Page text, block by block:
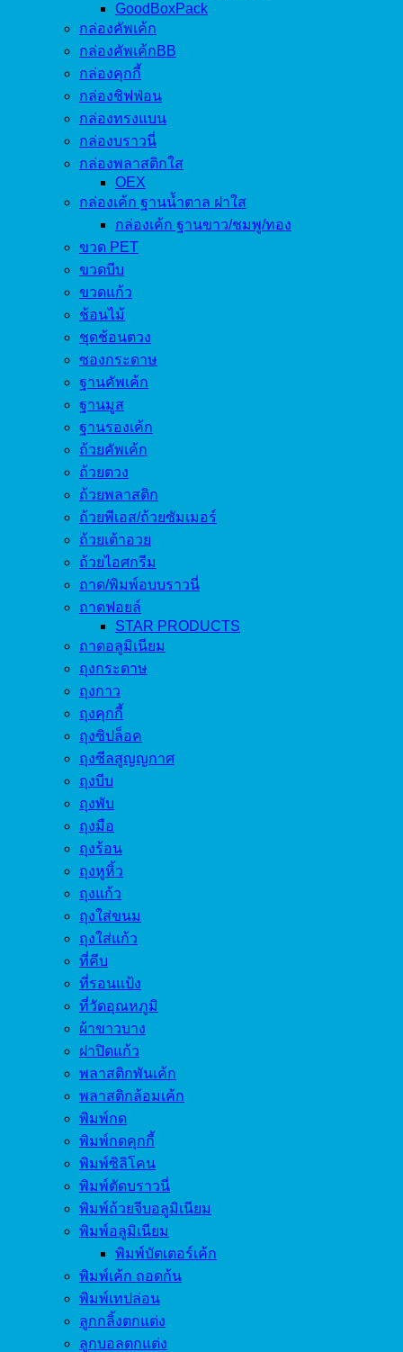
GoodBoxPack
กล่องคัพเค้ก
กล่องคัพเค้กBB
กล่องคุกกี้
กล่องชิฟฟ่อน
กล่องทรงแบน
กล่องบราวนี่
กล่องพลาสติกใส
OEX
กล่องเค้ก ฐานน้ำตาล ฝาใส
กล่องเค้ก ฐานขาว/ชมพู/ทอง
ขวด PET
ขวดบีบ
ขวดแก้ว
ช้อนไม้
ชุดช้อนตวง
ซองกระดาษ
ฐานคัพเค้ก
ฐานมูส
ฐานรองเค้ก
ถ้วยคัพเค้ก
ถ้วยตวง
ถ้วยพลาสติก
ถ้วยพีเอส/ถ้วยซัมเมอร์
ถ้วยเต้าอวย
ถ้วยไอศกรีม
ถาด/พิมพ์อบบราวนี่
ถาดฟอยล์
STAR PRODUCTS
ถาดอลูมิเนียม
ถุงกระดาษ
ถุงกาว
ถุงคุกกี้
ถุงซิปล็อค
ถุงซีลสูญญกาศ
ถุงบีบ
ถุงพับ
ถุงมือ
ถุงร้อน
ถุงหูหิ้ว
ถุงแก้ว
ถุงใส่ขนม
ถุงใส่แก้ว
ที่คีบ
ที่รอนแป้ง
ที่วัดอุณหภูมิ
ผ้าขาวบาง
ฝาปิดแก้ว
พลาสติกพันเค้ก
พลาสติกล้อมเค้ก
พิมพ์กด
พิมพ์กดคุกกี้
พิมพ์ซิลิโคน
พิมพ์ตัดบราวนี่
พิมพ์ถ้วยจีบอลูมิเนียม
พิมพ์อลูมิเนียม
พิมพ์บัตเตอร์เค้ก
พิมพ์เค้ก ถอดก้น
พิมพ์เทปล่อน
ลูกกลิ้งตกแต่ง
ลูกบอลตกแต่ง